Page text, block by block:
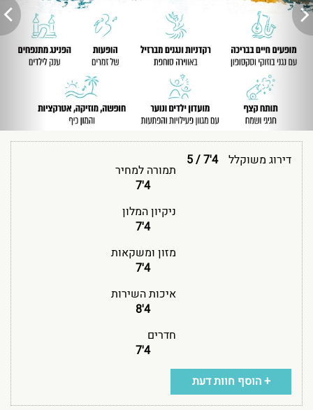
דירוג משוקלל 4'7
/
5
תמורה למחיר
4'7
ניקיון המלון
4'7
מזון ומשקאות
4'7
איכות השירות
4'8
חדרים
4'7
+ הוסף חוות דעת